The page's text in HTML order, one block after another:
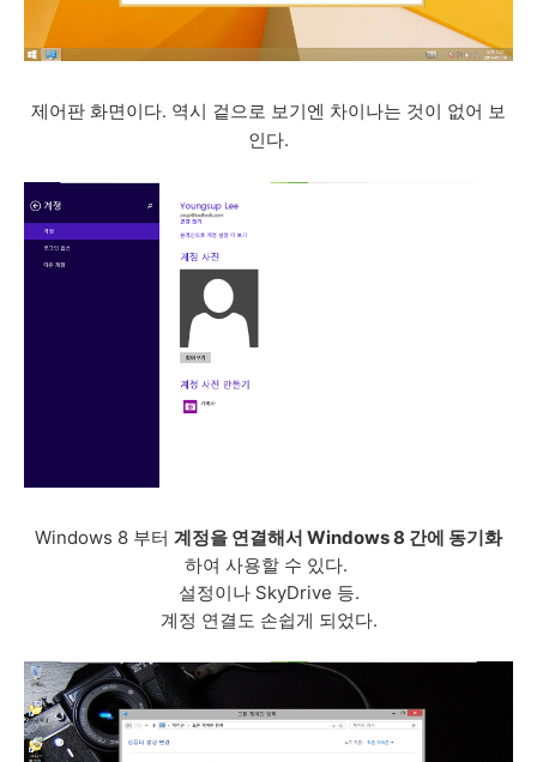
제어판 화면이다. 역시 겉으로 보기엔 차이나는 것이 없어 보
인다.
Windows 8 부터 계정을 연결해서 Windows 8 간에 동기화
하여 사용할 수 있다.
설정이나 SkyDrive 등.
계정 연결도 손쉽게 되었다.